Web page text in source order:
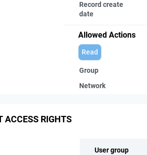
Record create
date
Allowed Actions
Read
Group
Network
ACCESS RIGHTS
User group